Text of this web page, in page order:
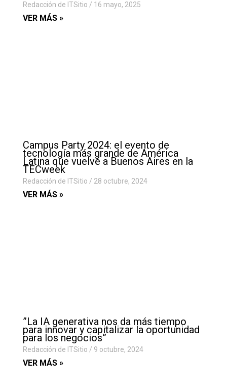
Redacción de ITSitio 16 mayo, 2025
VER MÁS »
Campus Party 2024: el evento de
tecnología más grande de América
Latina que vuelve a Buenos Aires en la
TECweek
Redacción de ITSitio 28 octubre, 2024
VER MÁS »
”La IA generativa nos da más tiempo
para innovar y capitalizar la oportunidad
para los negocios”
Redacción de ITSitio 9 octubre, 2024
VER MÁS »